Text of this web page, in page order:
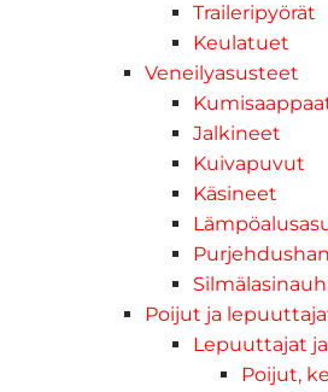
Traileripyörät
Keulatuet
Veneilyasusteet
Jalkineet
Kuivapuvut
Käsineet
Poijut ja
Lepuuttajat
Poijut,